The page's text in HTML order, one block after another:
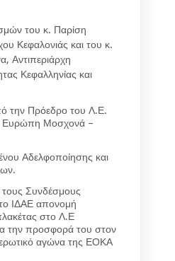
του κ. Παρίση
Κεφαλονιάς και του κ.
Αντιπεριάρχη
Κεφαλληνίας και
την Πρόεδρο του Λ.Ε.
Ευρώπη Μοσχονά –
Αδελφοποίησης και
Συνδέσμους
ΙΔΑΕ απονομή
στο Λ.Ε
την προσφορά του στον
αγώνα της ΕΟΚΑ